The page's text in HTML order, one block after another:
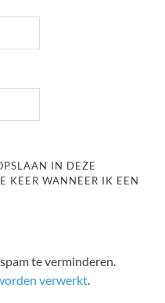
IN DEZE
KEER WANNEER IK EEN
te verminderen.
verwerkt.